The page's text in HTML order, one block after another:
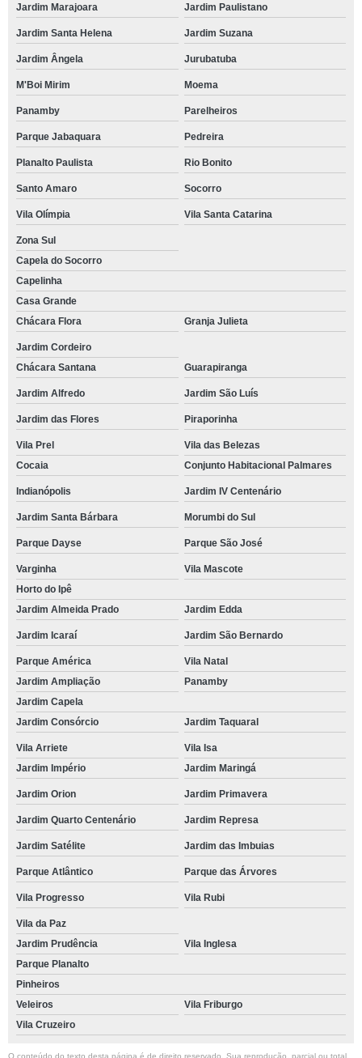
Jardim Marajoara Jardim Paulistano
Jardim Santa Helena Jardim Suzana
Jardim Ângela Jurubatuba
M'Boi Mirim Moema
Panamby Parelheiros
Parque Jabaquara Pedreira
Planalto Paulista Rio Bonito
Santo Amaro Socorro
Vila Olímpia Vila Santa Catarina
Zona Sul
Capela do Socorro
Capelinha
Casa Grande
Chácara Flora
Granja Julieta
Jardim Cordeiro
Chácara Santana
Guarapiranga
Jardim Alfredo Jardim São Luís
Jardim das Flores Piraporinha
Vila Prel
Vila das Belezas
Cocaia
Conjunto Habitacional Palmares
Indianópolis Jardim IV Centenário
Jardim Santa Bárbara Morumbi do Sul
Parque Dayse Parque São José
Varginha
Vila Mascote
Horto do Ipê
Jardim Almeida Prado
Jardim Edda
Jardim Icaraí Jardim São Bernardo
Parque América
Vila Natal
Jardim Ampliação
Panamby
Jardim Capela
Jardim Consórcio
Jardim Taquaral
Vila Arriete
Vila Isa
Jardim Império
Jardim Maringá
Jardim Orion Jardim Primavera
Jardim Quarto Centenário Jardim Represa
Jardim Satélite Jardim das Imbuias
Parque Atlântico Parque das Árvores
Vila Progresso Vila Rubi
Vila da Paz
Jardim Prudência
Vila Inglesa
Parque Planalto
Pinheiros
Veleiros
Vila Friburgo
Vila Cruzeiro
O conteúdo do texto desta página é de direito reservado. Sua reprodução, parcial ou total,